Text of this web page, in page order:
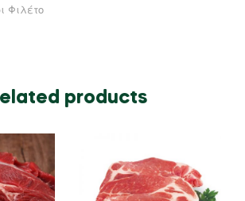
Φιλέτο
products